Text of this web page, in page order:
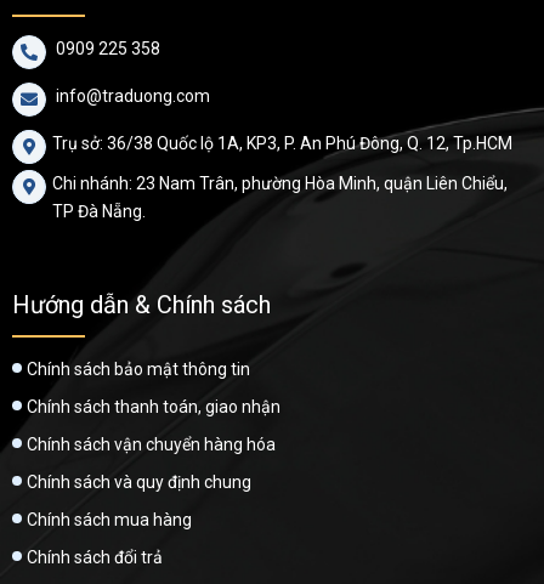
 0909 225 358
 info@traduong.com
 Trụ sở: 36/38 Quốc lộ 1A, KP3, P. An Phú Đông, Q. 12, Tp.HCM

Chi nhánh: 23 Nam Trân, phường Hòa Minh, quận Liên Chiểu,
TP Đà Nẵng.
Hướng dẫn & Chính sách
Chính sách bảo mật thông tin
Chính sách thanh toán, giao nhận
Chính sách vận chuyển hàng hóa
Chính sách và quy định chung
Chính sách mua hàng
Chính sách đổi trả